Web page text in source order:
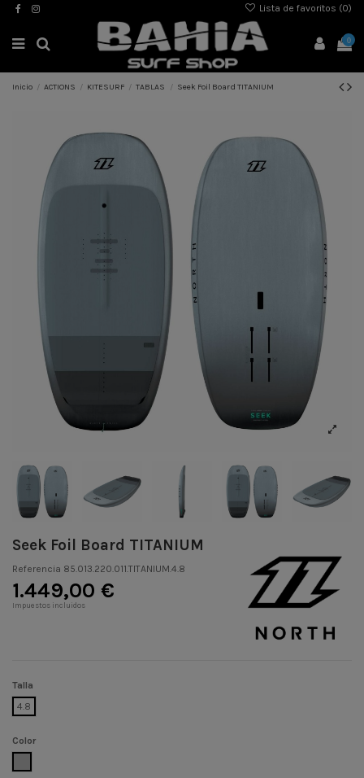
Lista de favoritos (0)
0
Inicio ACTIONS KITESURF TABLAS Seek Foil Board TITANIUM
Seek Foil Board TITANIUM
Referencia 85.013.220.011.TITANIUM.4.8
1.449,00 €
Impuestos incluidos
Talla
4.8
Color